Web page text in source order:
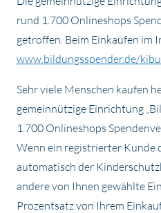
rund 1.700 Onlineshops
getroffen. Beim Einkaufen im
www.bildungsspender.de/
Sehr viele Menschen kaufen
gemeinnützige Einrichtung
1.700 Onlineshops
Wenn ein registrierter Kunde
automatisch der
andere von Ihnen gewählte
Prozentsatz von Ihrem